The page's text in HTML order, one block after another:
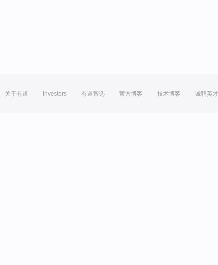
关于有道 Investors 有道智选 官方博客 技术博客 诚聘英才